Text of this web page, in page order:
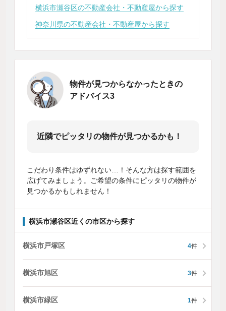
横浜市瀬谷区の不動産会社・不動産屋から探す
神奈川県の不動産会社・不動産屋から探す
物件が見つからなかったときの
アドバイス3
近隣でピッタリの物件が見つかるかも！
こだわり条件はゆずれない…！そんな方は探す範囲を
広げてみましょう。ご希望の条件にピッタリの物件が
見つかるかもしれません！
横浜市瀬谷区近くの市区から探す
横浜市戸塚区 4件
横浜市旭区 3件
横浜市緑区 1件